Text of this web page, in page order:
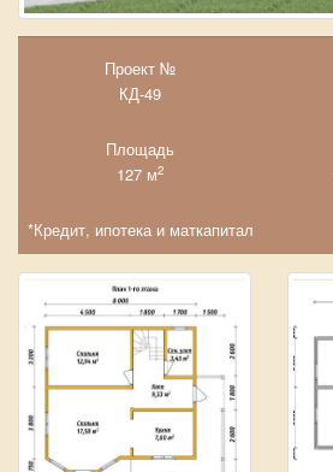
Проект №
КД-49
Площадь
127 м2
*Кредит, ипотека и маткапитал